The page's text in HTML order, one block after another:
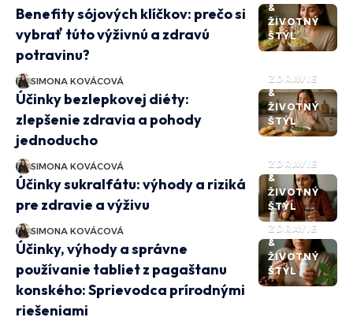
&
ŽIVOTNÝ
ŠTÝL
Benefity sójových klíčkov: prečo si
vybrať túto výživnú a zdravú
potravinu?
SIMONA KOVÁCOVÁ
ZDRAVIE
&
ŽIVOTNÝ
ŠTÝL
Účinky bezlepkovej diéty:
zlepšenie zdravia a pohody
jednoducho
SIMONA KOVÁCOVÁ
ZDRAVIE
&
ŽIVOTNÝ
ŠTÝL
Účinky sukralfátu: výhody a riziká
pre zdravie a výživu
SIMONA KOVÁCOVÁ
ZDRAVIE
&
ŽIVOTNÝ
ŠTÝL
Účinky, výhody a správne
používanie tabliet z pagaštanu
konského: Sprievodca prírodnými
riešeniami